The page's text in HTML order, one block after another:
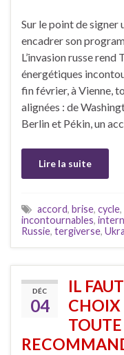
Sur le point de
encadrer son
L’invasion russe rend
énergétiques
fin février, à Vienne,
alignées : de
Berlin et Pékin, un
Lire la suite
accord, brise, cycle,
incontournables,
Russie, tergiverse,
DÉC
04
IL
CHOIX